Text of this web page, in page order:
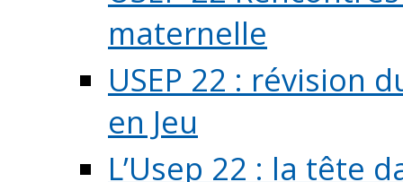
maternelle
USEP 22 : révision
en Jeu
L’Usep 22 : la tête